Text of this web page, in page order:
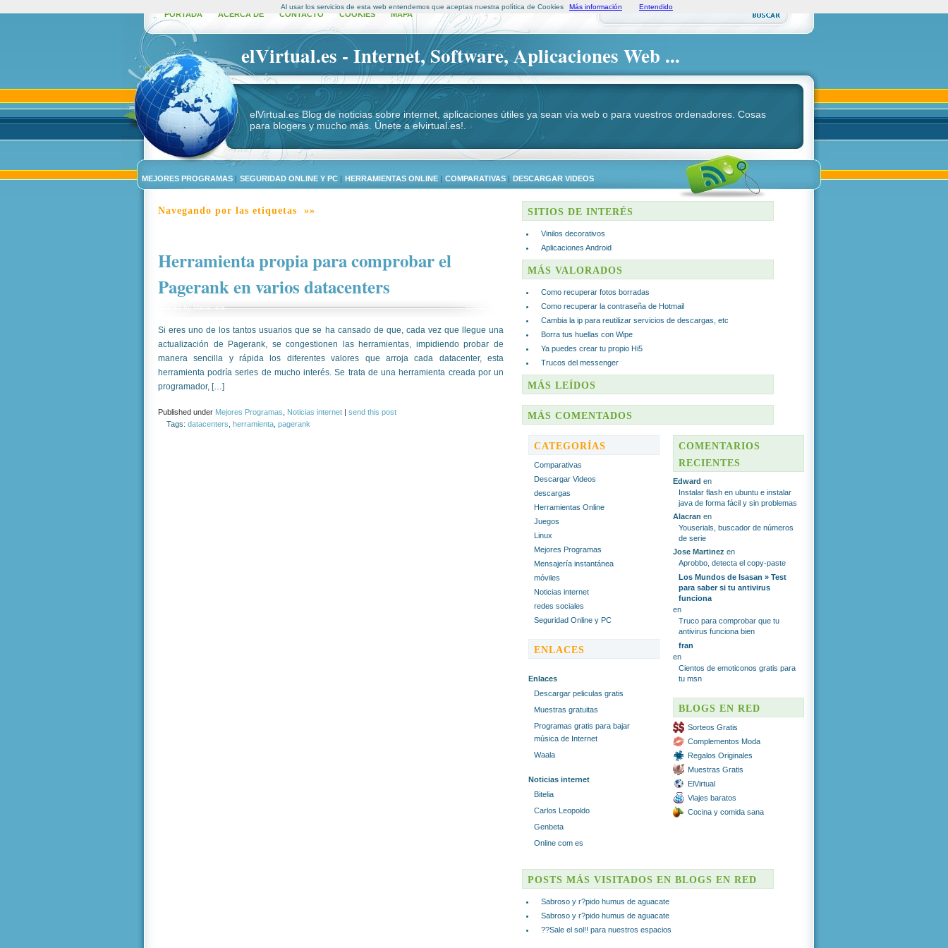
PORTADA ACERCA DE CONTACTO COOKIES MAPA
elVirtual.es - Internet, Software, Aplicaciones Web ...
elVirtual.es Blog de noticias sobre internet, aplicaciones útiles ya sean vía web o para vuestros ordenadores. Cosas
para blogers y mucho más. Únete a elvirtual.es!.
MEJORES PROGRAMAS | SEGURIDAD ONLINE Y PC | HERRAMIENTAS ONLINE | COMPARATIVAS | DESCARGAR VIDEOS
Navegando por las etiquetas »»
Herramienta propia para comprobar el
Pagerank en varios datacenters
comentar
Posted byMarianela
Si eres uno de los tantos usuarios que se ha cansado de que, cada vez que llegue una
actualización de Pagerank, se congestionen las herramientas, impidiendo probar de
manera sencilla y rápida los diferentes valores que arroja cada datacenter, esta
herramienta podría serles de mucho interés. Se trata de una herramienta creada por un
programador, […]
Published under Mejores Programas Noticias internet | send this post
Tags: datacenters herramienta pagerank
SITIOS DE INTERÉS
Vinilos decorativos
Aplicaciones Android
MÁS VALORADOS
Como recuperar fotos borradas
Como recuperar la contraseña de Hotmail
Cambia la ip para reutilizar servicios de descargas, etc
Borra tus huellas con Wipe
Ya puedes crear tu propio Hi5
Trucos del messenger
MÁS LEÍDOS
MÁS COMENTADOS
CATEGORÍAS
Comparativas
Descargar Videos
descargas
Herramientas Online
Juegos
Linux
Mejores Programas
Mensajería instantánea
móviles
Noticias internet
redes sociales
Seguridad Online y PC
ENLACES
Enlaces
Descargar peliculas gratis
Muestras gratuitas
Programas gratis para bajar
música de Internet
Waala
Noticias internet
Bitelia
Carlos Leopoldo
Genbeta
Online com es
COMENTARIOS
RECIENTES
Edward en
Instalar flash en ubuntu e instalar
java de forma fácil y sin problemas
Alacran en
Youserials, buscador de números
de serie
Jose Martinez en
Aprobbo, detecta el copy-paste
Los Mundos de Isasan » Test
para saber si tu antivirus
funciona
en
Truco para comprobar que tu
antivirus funciona bien
fran
en
Cientos de emoticonos gratis para
tu msn
BLOGS EN RED
Sorteos Gratis
Complementos Moda
Regalos Originales
Muestras Gratis
ElVirtual
Viajes baratos
Cocina y comida sana
POSTS MÁS VISITADOS EN BLOGS EN RED
Sabroso y r?pido humus de aguacate
Sabroso y r?pido humus de aguacate
??Sale el sol!! para nuestros espacios
Al usar los servicios de esta web entendemos que aceptas nuestra política de Cookies Más información Entendido